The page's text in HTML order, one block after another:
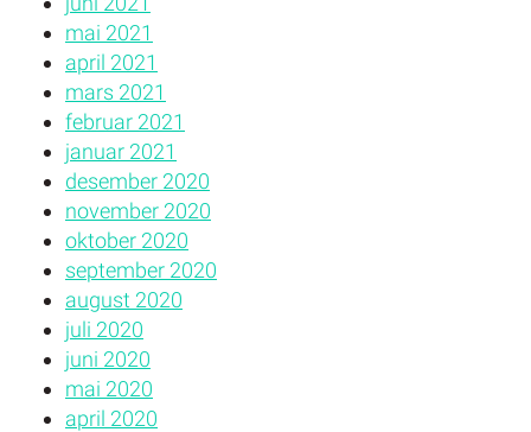
mai 2021
april 2021
mars 2021
februar 2021
januar 2021
desember 2020
november 2020
oktober 2020
september 2020
august 2020
juli 2020
juni 2020
mai 2020
april 2020